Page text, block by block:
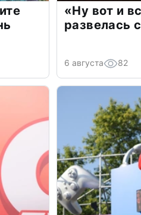
«Ну вот и
развелась
6 августа 82